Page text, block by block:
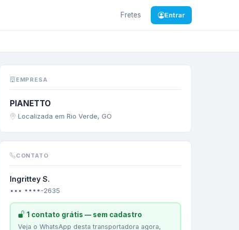
Fretes Entrar
SP—ALIMENTICIO
EMPRESA
PIANETTO
Localizada em Rio Verde, GO
CONTATO
Ingrittey S.
••• ••••-2635
1 contato grátis — sem cadastro
Veja o WhatsApp desta transportadora agora,